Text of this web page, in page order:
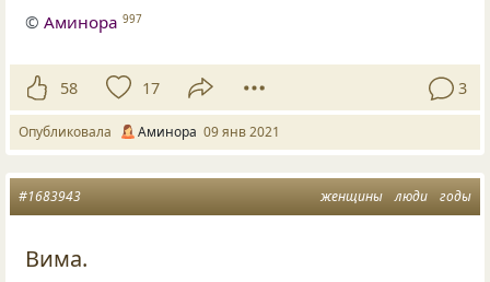
©Аминора 997
58 17 3
Опубликовала Аминора 09 янв 2021
женщины люди годы
#1683943
Вима.